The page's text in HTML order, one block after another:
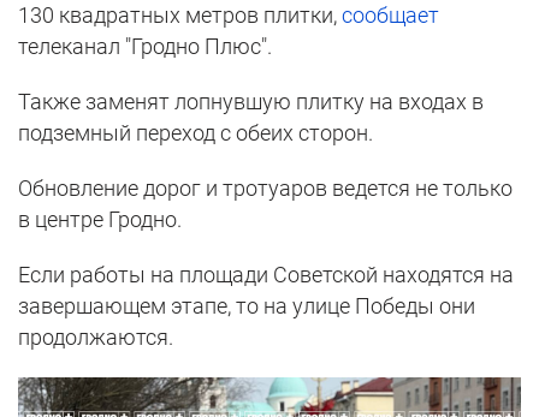
130 квадратных метров плитки,сообщает
телеканал "Гродно Плюс".
Также заменят лопнувшую плитку на входах в
подземный переход с обеих сторон.
Обновление дорог и тротуаров ведется не только
в центре Гродно.
Если работы на площади Советской находятся на
завершающем этапе, то на улице Победы они
продолжаются.